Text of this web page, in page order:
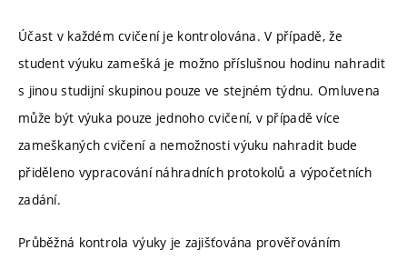
Účast v každém cvičení je kontrolována. V případě, že
student výuku zamešká je možno příslušnou hodinu nahradit
s jinou studijní skupinou pouze ve stejném týdnu. Omluvena
může být výuka pouze jednoho cvičení, v případě více
zameškaných cvičení a nemožnosti výuku nahradit bude
přiděleno vypracování náhradních protokolů a výpočetních
zadání.
Průběžná kontrola výuky je zajišťována prověřováním